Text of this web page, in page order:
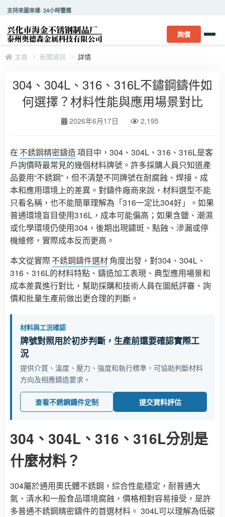
支持來圖來樣· 24小時響應
詢價
主頁 新聞資訊 詳情
304、304L、316、316L不鏽鋼鑄件如
何選擇？材料性能與應用場景對比
2026年6月17日 2,195
在 不銹鋼精密鑄造項目中，304、304L、316、316L是客
戶詢價時最常見的幾個材料牌號。許多採購人員只知道產
品要用“不銹鋼”，但不清楚不同牌號在耐腐蝕、焊接、成
本和應用環境上的差異。對鑄件廠商來說，材料選型不能
只看名稱，也不能簡單理解為「316一定比304好」。如果
普通環境盲目使用316L，成本可能偏高；如果含鹽、潮濕
或化學環境仍使用304，後期出現鏽斑、點蝕、滲漏或停
機維修，實際成本反而更高。
本文從實際不銹鋼鑄件選材角度出發，對304、304L、
316、316L的材料特點、鑄造加工表現、典型應用場景和
成本差異進行對比，幫助採購和技術人員在圖紙評審、詢
價和批量生產前做出更合理的判斷。
材料與工況確認
牌號對照用於初步判斷，生產前還要確認實際工
況
提供介質、溫度、壓力、強度和執行標準，可協助判斷材料
方向及相應鑄造要求。
查看不銹鋼鑄件定制 提交資料評估
304、304L、316、316L分別是
什麼材料？
304屬於通用奧氏體不銹鋼，綜合性能穩定，耐普通大
氣、清水和一般食品環境腐蝕，價格相對容易接受，是許
多普通不銹鋼精密鑄件的首選材料。 304L可以理解為低碳